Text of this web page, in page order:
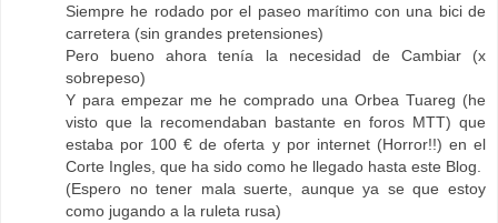
Siempre he rodado por el paseo marítimo con una bici de
carretera (sin grandes pretensiones)
Pero bueno ahora tenía la necesidad de Cambiar (x
sobrepeso)
Y para empezar me he comprado una Orbea Tuareg (he
visto que la recomendaban bastante en foros MTT) que
estaba por 100 € de oferta y por internet (Horror!!) en el
Corte Ingles, que ha sido como he llegado hasta este Blog.
(Espero no tener mala suerte, aunque ya se que estoy
como jugando a la ruleta rusa)